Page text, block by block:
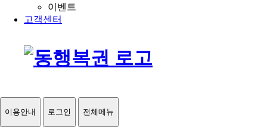
이벤트
고객센터
이용안내 로그인 전체메뉴